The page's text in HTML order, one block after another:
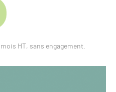
HT, sans engagement.